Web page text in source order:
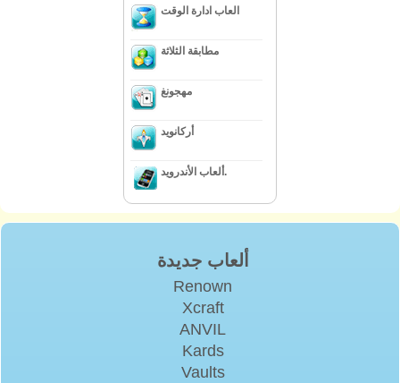
العاب ادارة الوقت
مطابقة الثلاثة
مهجونغ
أركانويد
ألعاب الأندرويد.
ألعاب جديدة
Renown
Xcraft
ANVIL
Kards
Vaults